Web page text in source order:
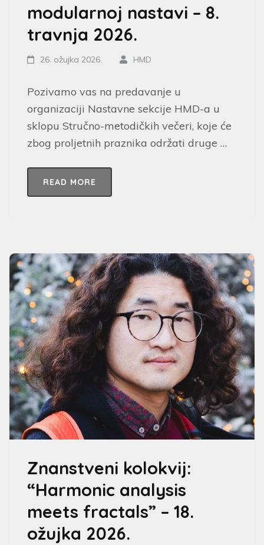
modularnoj nastavi – 8.
travnja 2026.
26. ožujka 2026. HMD
Pozivamo vas na predavanje u
organizaciji Nastavne sekcije HMD-a u
sklopu Stručno-metodičkih večeri, koje će
zbog proljetnih praznika održati druge …
READ MORE
Znanstveni kolokvij:
“Harmonic analysis
meets fractals” – 18.
ožujka 2026.